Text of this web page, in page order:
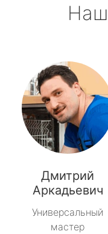
Дмитрий
Аркадьевич
Универсальный
мастер